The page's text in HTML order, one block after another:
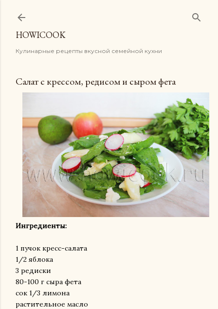
HOWICOOK
Кулинарные рецепты вкусной семейной кухни
Салат с крессом, редисом и сыром фета
Ингредиенты:
1 пучок кресс-салата
1/2 яблока
3 редиски
80-100 г сыра фета
сок 1/3 лимона
растительное масло